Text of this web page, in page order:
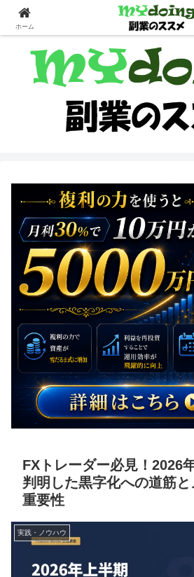
副業界隈
FXトレーダー必見！2026
判明した黒字化への道筋
重要性
実践・ノウハウ
ホーム